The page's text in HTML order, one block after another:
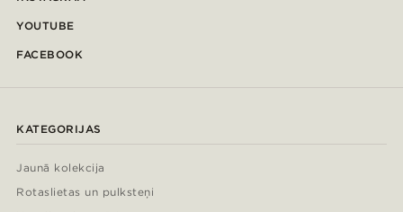
YOUTUBE
FACEBOOK
KATEGORIJAS
Jaunā kolekcija
Rotaslietas un pulksteņi